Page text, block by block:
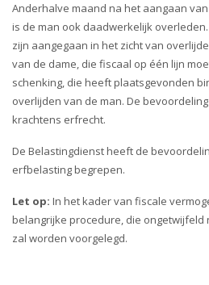
Anderhalve maand na het aangaan
is de man ook daadwerkelijk
zijn aangegaan in het zicht van
van de dame, die fiscaal op één lijn
schenking, die heeft plaatsgevonden
overlijden van de man. De
krachtens erfrecht.
De Belastingdienst heeft de
erfbelasting begrepen.
Let op: In het kader van fiscale
belangrijke procedure, die ongetwijfeld
zal worden voorgelegd.